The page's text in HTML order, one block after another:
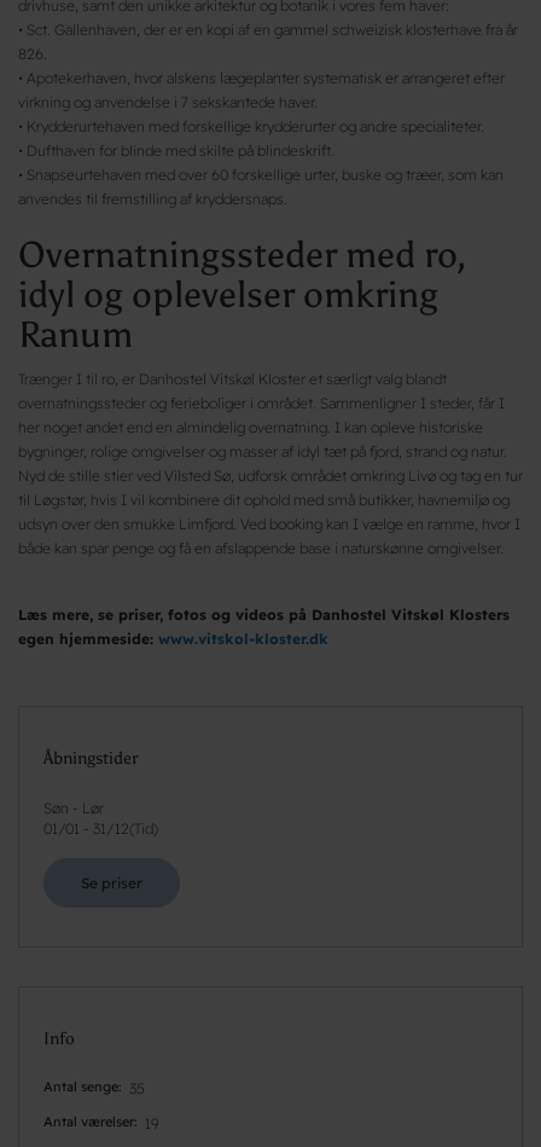
drivhuse, samt den unikke arkitektur og botanik i vores fem haver:
• Sct. Gallenhaven, der er en kopi af en gammel schweizisk klosterhave fra år
826.
• Apotekerhaven, hvor alskens lægeplanter systematisk er arrangeret efter
virkning og anvendelse i 7 sekskantede haver.
• Krydderurtehaven med forskellige krydderurter og andre specialiteter.
• Dufthaven for blinde med skilte på blindeskrift.
• Snapseurtehaven med over 60 forskellige urter, buske og træer, som kan
anvendes til fremstilling af kryddersnaps.
Overnatningssteder med ro,
idyl og oplevelser omkring
Ranum
Trænger I til ro, er Danhostel Vitskøl Kloster et særligt valg blandt
overnatningssteder og ferieboliger i området. Sammenligner I steder, får I
her noget andet end en almindelig overnatning. I kan opleve historiske
bygninger, rolige omgivelser og masser af idyl tæt på fjord, strand og natur.
Nyd de stille stier ved Vilsted Sø, udforsk området omkring Livø og tag en tur
til Løgstør, hvis I vil kombinere dit ophold med små butikker, havnemiljø og
udsyn over den smukke Limfjord. Ved booking kan I vælge en ramme, hvor I
både kan spar penge og få en afslappende base i naturskønne omgivelser.
Læs mere, se priser, fotos og videos på Danhostel Vitskøl Klosters
egen hjemmeside: www.vitskol-kloster.dk
Åbningstider
Søn - Lør
01/01 - 31/12( Tid)
Se priser
Info
Antal senge 35
Antal værelser 19